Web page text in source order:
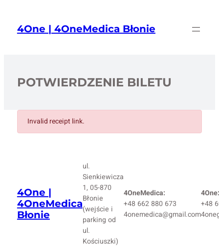
treści4One | 4OneMedica Błonie
POTWIERDZENIE BILETU
Invalid receipt link.
4One |
4OneMedica
Błonie
ul.
Sienkiewicza
1, 05-870
Błonie
(wejście i
parking od
ul.
Kościuszki)
4OneMedica:
+48 662 880 673
4onemedica@gmail.com
4One:
+48